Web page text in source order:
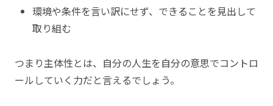
環境や条件を言い訳にせず、できることを見出して
取り組む
つまり主体性とは、自分の人生を自分の意思でコントロ
ールしていく力だと言えるでしょう。